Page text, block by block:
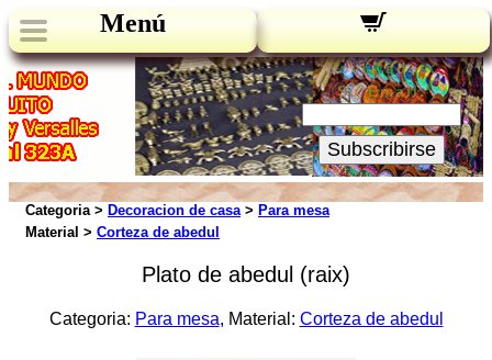
Menú
Novedades:
Su Email:
Subscribirse
Categoria > Decoracion de casa> Para mesa
Material > Corteza de abedul
Plato de abedul (raix)
Categoria: Para mesa, Material: Corteza de abedul